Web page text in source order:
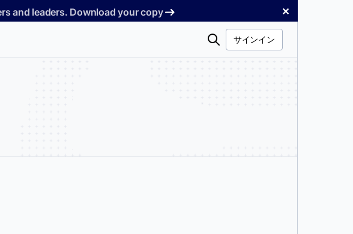
and leaders. Download your copy ✕
検
サインイン